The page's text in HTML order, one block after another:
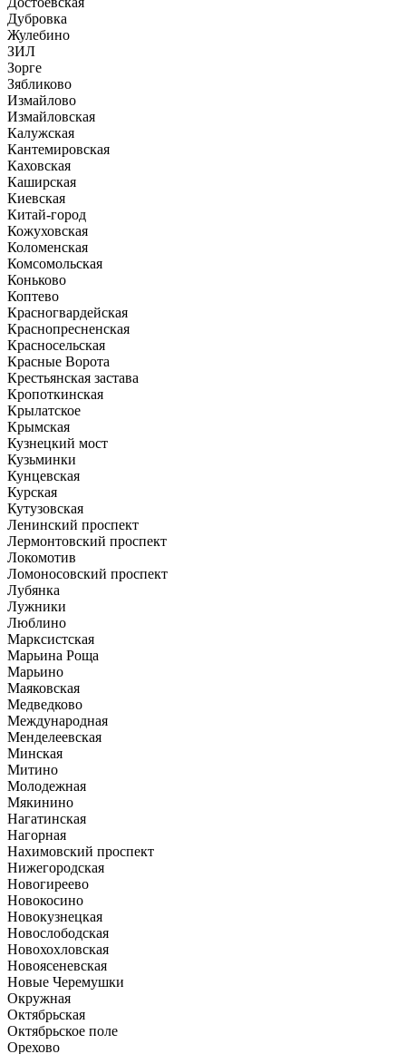
Дубровка
Жулебино
ЗИЛ
Зорге
Зябликово
Измайлово
Измайловская
Калужская
Кантемировская
Каховская
Каширская
Киевская
Китай-город
Кожуховская
Коломенская
Комсомольская
Коньково
Коптево
Красногвардейская
Краснопресненская
Красносельская
Красные Ворота
Крестьянская застава
Кропоткинская
Крылатское
Крымская
Кузнецкий мост
Кузьминки
Кунцевская
Курская
Кутузовская
Ленинский проспект
Лермонтовский проспект
Локомотив
Ломоносовский проспект
Лубянка
Лужники
Люблино
Марксистская
Марьина Роща
Марьино
Маяковская
Медведково
Международная
Менделеевская
Минская
Митино
Молодежная
Мякинино
Нагатинская
Нагорная
Нахимовский проспект
Нижегородская
Новогиреево
Новокосино
Новокузнецкая
Новослободская
Новохохловская
Новоясеневская
Новые Черемушки
Окружная
Октябрьская
Октябрьское поле
Орехово